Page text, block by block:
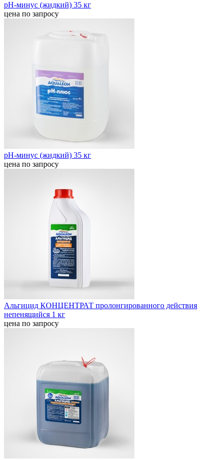
pН-минус (жидкий) 35 кг
цена по запросу
pН-минус (жидкий) 35 кг
цена по запросу
Альгицид КОНЦЕНТРАТ пролонгированного действия
непенящийся 1 кг
цена по запросу